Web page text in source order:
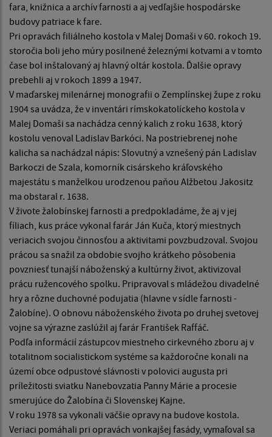
fara, knižnica a archív farnosti a aj vedľajšie hospodárske
budovy patriace k fare.
Pri opravách filiálneho kostola v Malej Domaši v 60. rokoch 19.
storočia boli jeho múry posilnené železnými kotvami a v tomto
čase bol inštalovaný aj hlavný oltár kostola. Ďalšie opravy
prebehli aj v rokoch 1899 a 1947.
V maďarskej milenárnej monografii o Zemplínskej župe z roku
1904 sa uvádza, že v inventári rímskokatolíckeho kostola v
Malej Domaši sa nachádza cenný kalich z roku 1638, ktorý
kostolu venoval Ladislav Barkóci. Na postriebrenej nohe
kalicha sa nachádzal nápis: Slovutný a vznešený pán Ladislav
Barkoczi de Szala, komorník cisárskeho kráľovského
majestátu s manželkou urodzenou paňou Alžbetou Jakositz
ma obstaral r. 1638.
V živote žalobínskej farnosti a predpokladáme, že aj v jej
fíliach, kus práce vykonal farár Ján Kuča, ktorý miestnych
veriacich svojou činnosťou a aktivitami povzbudzoval. Svojou
prácou sa snažil za obdobie svojho krátkeho pôsobenia
povzniesť tunajší náboženský a kultúrny život, aktivizoval
prácu ružencového spolku. Pripravoval s mládežou divadelné
hry a rôzne duchovné podujatia (hlavne v sídle farnosti -
Žalobíne). O obnovu náboženského života po druhej svetovej
vojne sa výrazne zaslúžil aj farár František Raffáč.
Podľa informácií zástupcov miestneho cirkevného zboru aj v
totalitnom socialistickom systéme sa každoročne konali na
území obce odpustové slávnosti v polovici augusta pri
príležitosti sviatku Nanebovzatia Panny Márie a procesie
smerujúce do Žalobína či Slovenskej Kajne.
V roku 1978 sa vykonali väčšie opravy na budove kostola.
Veriaci pomáhali pri opravách vonkajšej fasády, vymaľoval sa